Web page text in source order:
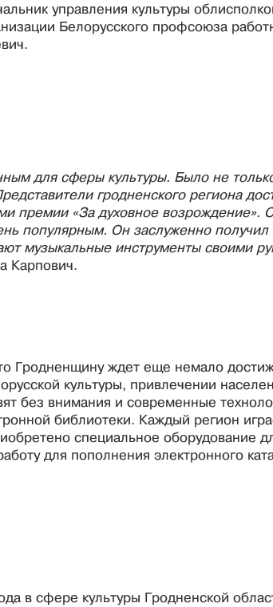
управления культуры
Белорусского профсоюза
для сферы культуры. Было не
гродненского региона
премии «За духовное возрождение».
популярным. Он заслуженно
музыкальные инструменты своими
Карпович.
Гродненщину ждет еще немало
культуры, привлечении
без внимания и современные
библиотеки. Каждый регион
специальное оборудование
для пополнения электронного
в сфере культуры Гродненской